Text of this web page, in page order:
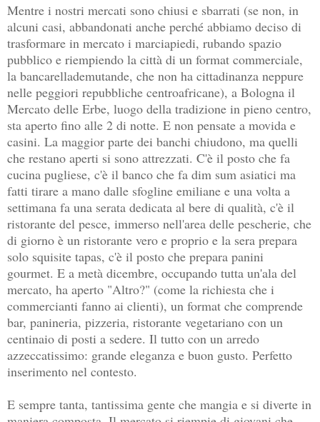
Mentre i nostri mercati sono chiusi e sbarrati (se non, in
alcuni casi, abbandonati anche perché abbiamo deciso di
trasformare in mercato i marciapiedi, rubando spazio
pubblico e riempiendo la città di un format commerciale,
la bancarellademutande, che non ha cittadinanza neppure
nelle peggiori repubbliche centroafricane), a Bologna il
Mercato delle Erbe, luogo della tradizione in pieno centro,
sta aperto fino alle 2 di notte. E non pensate a movida e
casini. La maggior parte dei banchi chiudono, ma quelli
che restano aperti si sono attrezzati. C'è il posto che fa
cucina pugliese, c'è il banco che fa dim sum asiatici ma
fatti tirare a mano dalle sfogline emiliane e una volta a
settimana fa una serata dedicata al bere di qualità, c'è il
ristorante del pesce, immerso nell'area delle pescherie, che
di giorno è un ristorante vero e proprio e la sera prepara
solo squisite tapas, c'è il posto che prepara panini
gourmet. E a metà dicembre, occupando tutta un'ala del
mercato, ha aperto "Altro?" (come la richiesta che i
commercianti fanno ai clienti), un format che comprende
bar, panineria, pizzeria, ristorante vegetariano con un
centinaio di posti a sedere. Il tutto con un arredo
azzeccatissimo: grande eleganza e buon gusto. Perfetto
inserimento nel contesto.
E sempre tanta, tantissima gente che mangia e si diverte in